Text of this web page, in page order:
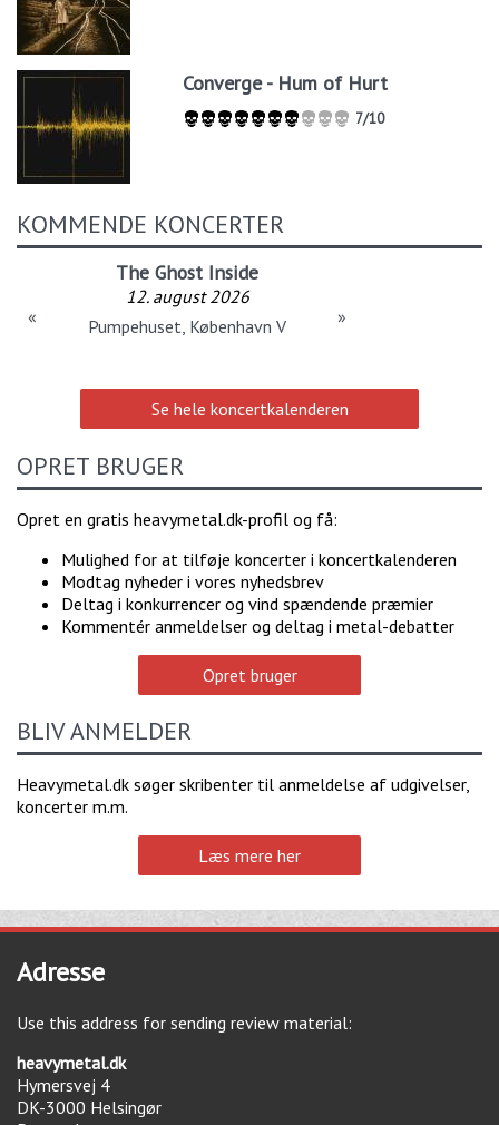
Converge - Hum of Hurt
7/10
KOMMENDE KONCERTER
The Ghost Inside
12. august 2026
Pumpehuset, København V
« »
Se hele koncertkalenderen
OPRET BRUGER
Opret en gratis heavymetal.dk-profil og få:
Mulighed for at tilføje koncerter i koncertkalenderen
Modtag nyheder i vores nyhedsbrev
Deltag i konkurrencer og vind spændende præmier
Kommentér anmeldelser og deltag i metal-debatter
Opret bruger
BLIV ANMELDER
Heavymetal.dk søger skribenter til anmeldelse af udgivelser,
koncerter m.m.
Læs mere her
Adresse
Use this address for sending review material:
heavymetal.dk
Hymersvej 4
DK-3000 Helsingør